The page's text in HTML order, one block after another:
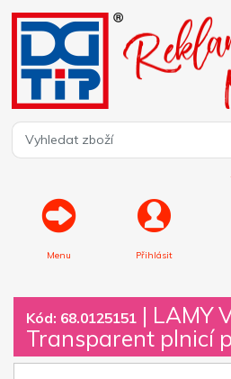
Menu Přihlásit
Kód: 68.0125151 | LAMY
Transparent plnicí